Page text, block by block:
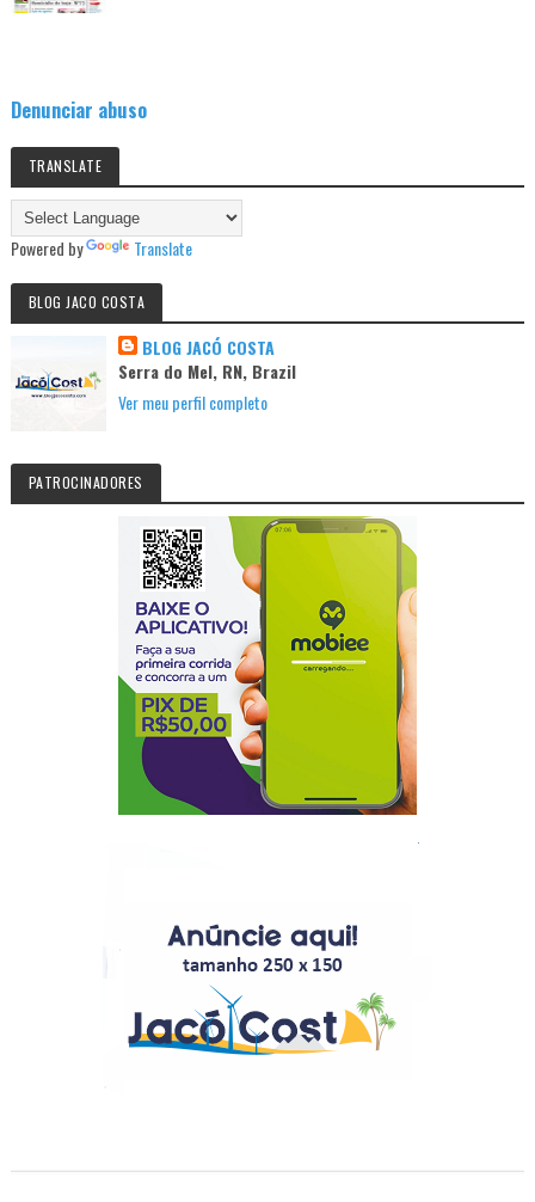
Denunciar abuso
TRANSLATE
Powered by Translate
BLOG JACO COSTA
BLOG JACÓ COSTA
Serra do Mel, RN, Brazil
Ver meu perfil completo
PATROCINADORES